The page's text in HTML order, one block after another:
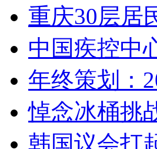
重庆30层
中国疾控中
年终策划：
悼念冰桶挑
韩国议会打